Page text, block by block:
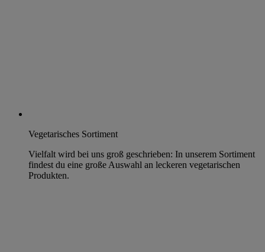
Vegetarisches Sortiment
Vielfalt wird bei uns groß geschrieben: In unserem Sortiment
findest du eine große Auswahl an leckeren vegetarischen
Produkten.